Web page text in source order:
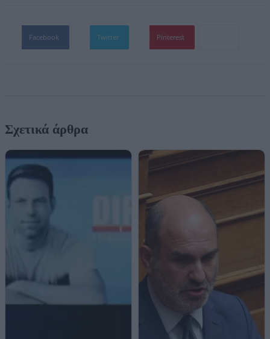
Facebook Twitter Pinterest
Σχετικά άρθρα